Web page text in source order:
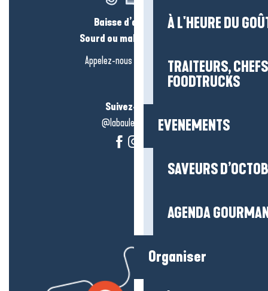
À L'HEURE DU
TRAITEURS,
FOODTRUCKS
EVENEMENTS
SAVEURS
AGENDA
Organiser
Baisse d’audition ?
Sourd ou malentendant ?
Appelez-nous en
cliquant-ici
Suivez-nous !
@labauleguérande